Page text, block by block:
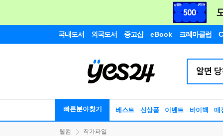
국내도서 외국도서 중고샵 eBook 크레마클럽
빠른분야찾기 베스트 신상품 이벤트 바이백 매
웰컴 작가파일